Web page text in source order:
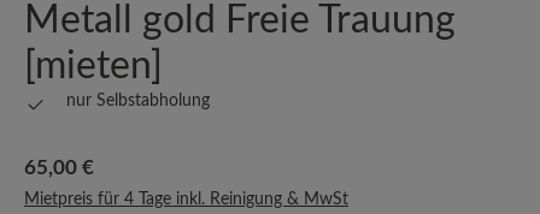
Metall gold Freie Trauung
[mieten]
nur Selbstabholung
Regulärer Preis:
65,00 €
Mietpreis für 4 Tage inkl. Reinigung & MwSt